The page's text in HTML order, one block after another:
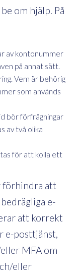
om hjälp. På
av kontonummer
på annat sätt.
Vem är behörig
som används
bör förfrågningar
av två olika
för att kolla ett
förhindra att
e-
att korrekt
e-posttjänst,
MFA om
eller